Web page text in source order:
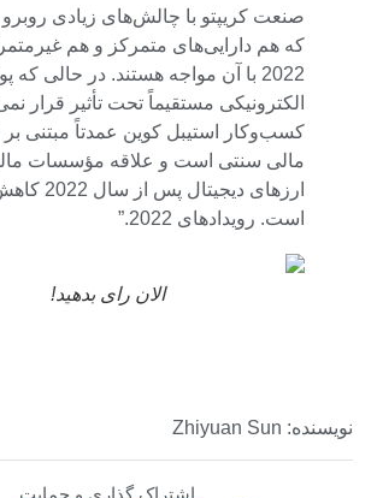
صنعت کریپتو با چالش‌های زیادی
که هم دارایی‌های متمرکز و هم
2022 با آن مواجه هستند. در حالی که
الکترونیکی مستقیماً تحت تأثیر قرار
کسب‌وکار استیبل کوین عمدتاً مبتنی بر
مالی سنتی است و علاقه مؤسسات
ارزهای دیجیتال
است. رویدادهای 2022.”
الان رای بدهید!
نویسنده: Zhiyuan Sun